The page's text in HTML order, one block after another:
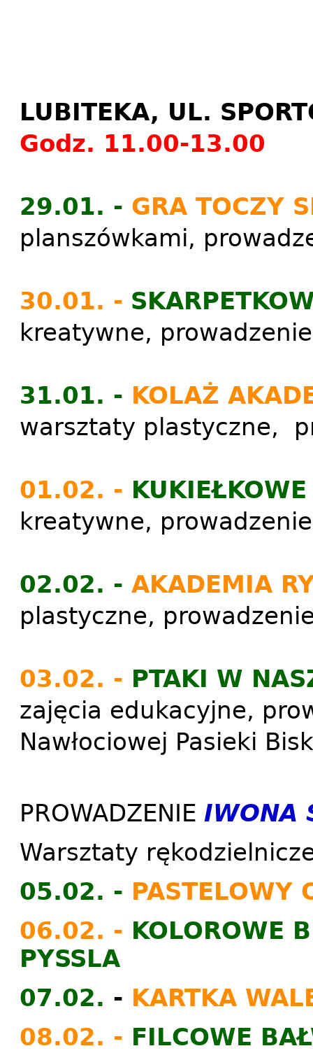
LUBITEKA, UL.
Godz. 11.00-13.00
29.01. - GRA TOCZY
planszówkami,
30.01. -
kreatywne, prowadzenie
31.01. - KOLAŻ
warsztaty plastyczne,
01.02. -
kreatywne, prowadzenie
02.02. - AKADEMIA
plastyczne,
03.02. - PTAKI W
zajęcia edukacyjne,
Nawłociowej Pasieki
PROWADZENIE IWONA
Warsztaty
05.02. - PASTELOWY
06.02. - KOLOROWE
PYSSLA
07.02. - KARTKA
08.02. - FILCOWE